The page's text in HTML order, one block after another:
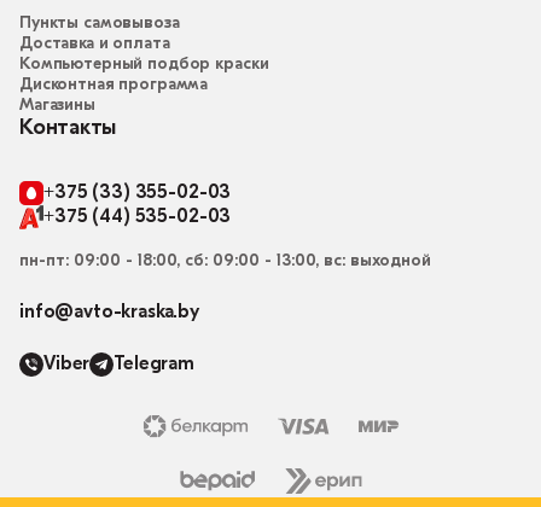
Пункты самовывоза
Доставка и оплата
Компьютерный подбор краски
Дисконтная программа
Магазины
Контакты
+375 (33) 355-02-03
+375 (44) 535-02-03
пн-пт: 09:00 - 18:00, сб: 09:00 - 13:00, вс: выходной
info@avto-kraska.by
Viber Telegram